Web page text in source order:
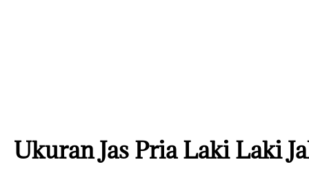
Ukuran Jas Pria Laki Laki